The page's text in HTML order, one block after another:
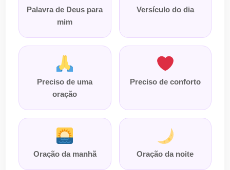
Palavra de Deus para
mim
Versículo do dia
Preciso de uma
oração
Preciso de conforto
Oração da manhã Oração da noite